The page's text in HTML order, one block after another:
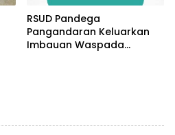
RSUD Pandega
Pangandaran Keluarkan
Imbauan Waspada